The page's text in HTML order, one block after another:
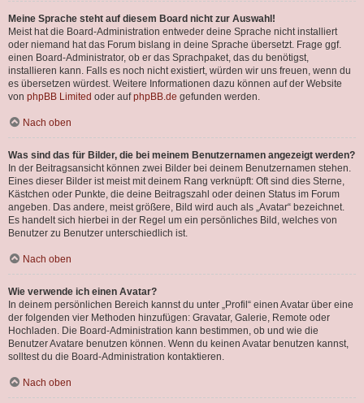
Meine Sprache steht auf diesem Board nicht zur Auswahl!
Meist hat die Board-Administration entweder deine Sprache nicht installiert
oder niemand hat das Forum bislang in deine Sprache übersetzt. Frage ggf.
einen Board-Administrator, ob er das Sprachpaket, das du benötigst,
installieren kann. Falls es noch nicht existiert, würden wir uns freuen, wenn du
es übersetzen würdest. Weitere Informationen dazu können auf der Website
von phpBB Limited oder aufphpBB.de gefunden werden.
Nach oben
Was sind das für Bilder, die bei meinem Benutzernamen angezeigt werden?
In der Beitragsansicht können zwei Bilder bei deinem Benutzernamen stehen.
Eines dieser Bilder ist meist mit deinem Rang verknüpft: Oft sind dies Sterne,
Kästchen oder Punkte, die deine Beitragszahl oder deinen Status im Forum
angeben. Das andere, meist größere, Bild wird auch als „Avatar“ bezeichnet.
Es handelt sich hierbei in der Regel um ein persönliches Bild, welches von
Benutzer zu Benutzer unterschiedlich ist.
Nach oben
Wie verwende ich einen Avatar?
In deinem persönlichen Bereich kannst du unter „Profil“ einen Avatar über eine
der folgenden vier Methoden hinzufügen: Gravatar, Galerie, Remote oder
Hochladen. Die Board-Administration kann bestimmen, ob und wie die
Benutzer Avatare benutzen können. Wenn du keinen Avatar benutzen kannst,
solltest du die Board-Administration kontaktieren.
Nach oben